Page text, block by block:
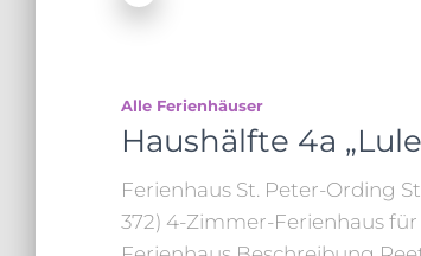
Alle Ferienhäuser
Haushälfte 4a
Ferienhaus St. Peter-Ording
372) 4-Zimmer-Ferienhaus für